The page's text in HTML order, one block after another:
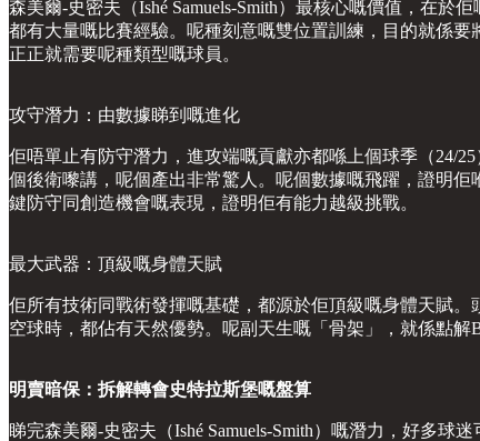
森美爾-史密夫（Ishé Samuels-Smith）最核心嘅價值，在
都有大量嘅比賽經驗。呢種刻意嘅雙位置訓練，目的就係要
正正就需要呢種類型嘅球員。
攻守潛力：由數據睇到嘅進化
佢唔單止有防守潛力，進攻端嘅貢獻亦都喺上個球季（24/
個後衛嚟講，呢個產出非常驚人。呢個數據嘅飛躍，證明
鍵防守同創造機會嘅表現，證明佢有能力越級挑戰。
最大武器：頂級嘅身體天賦
佢所有技術同戰術發揮嘅基礎，都源於佢頂級嘅身體天賦
空球時，都佔有天然優勢。呢副天生嘅「骨架」，就係點
明賣暗保：拆解轉會史特拉斯堡嘅盤算
睇完森美爾-史密夫（Ishé Samuels-Smith）嘅潛力，好多